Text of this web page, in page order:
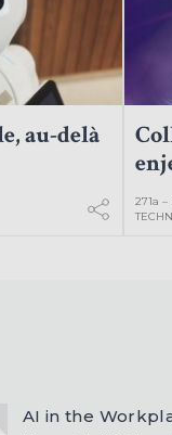
au-delà
271a –
AI in the